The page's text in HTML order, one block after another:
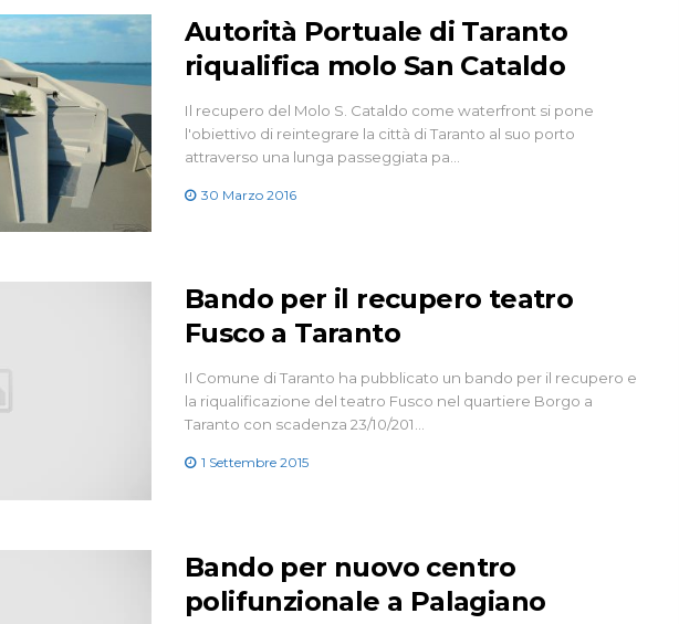
Autorità Portuale di Taranto
riqualifica molo San Cataldo
Il recupero del Molo S. Cataldo come waterfront si pone
l'obiettivo di reintegrare la città di Taranto al suo porto
attraverso una lunga passeggiata pa…
30 Marzo 2016
Bando per il recupero teatro
Fusco a Taranto
Il Comune di Taranto ha pubblicato un bando per il recupero e
la riqualificazione del teatro Fusco nel quartiere Borgo a
Taranto con scadenza 23/10/201…
1 Settembre 2015
Bando per nuovo centro
polifunzionale a Palagiano